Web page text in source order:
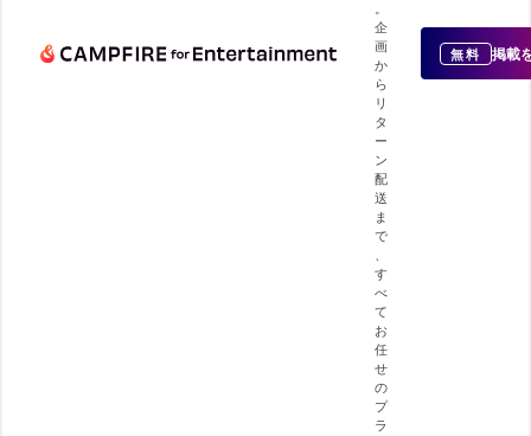
企
画
か
ら
リ
タ
ー
ン
配
送
ま
で
す
べ
て
お
任
せ
の
プ
ラ
無料 掲載